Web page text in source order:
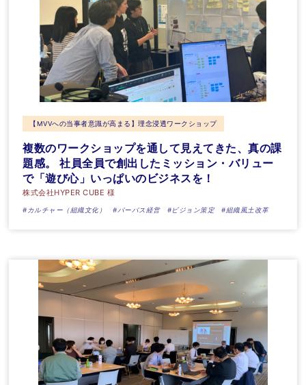
【MVVへの当事者意識が高まる】理念浸透ワークショップ
複数のワークショップを通して見えてきた、真の課
題感。 社員全員で創出したミッション・バリュー
で「遊び心」いっぱいのビジネスを！
株式会社HYPER CUBE 様
#カルチャー（組織文化） #パーパス経営 #ビジョン策定 #組織風土改革